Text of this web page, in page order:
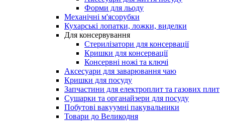
Форми для льоду
Механічні м'ясорубки
Кухарські лопатки, ложки, виделки
Для консервування
Стерилізатори для консервації
Кришки для консервації
Консервні ножі та ключі
Аксесуари для заварювання чаю
Кришки для посуду
Запчастини для електроплит та газових плит
Сушарки та органайзери для посуду
Побутові вакуумні пакувальники
Товари до Великодня